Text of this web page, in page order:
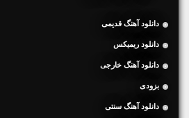
دانلود آهنگ قدیمی
دانلود ریمیکس
دانلود آهنگ خارجی
بزودی
دانلود آهنگ سنتی